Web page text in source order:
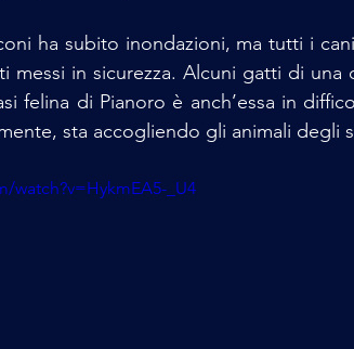
ha subito inondazioni, ma tutti i
messi in sicurezza. Alcuni gatti di una
felina di Pianoro è anch’essa in
sta accogliendo gli animali degli
watch?v=HykmEA5-_U4